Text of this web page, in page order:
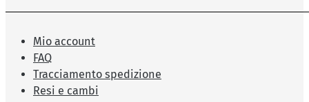
Mio account
FAQ
Tracciamento spedizione
Resi e cambi